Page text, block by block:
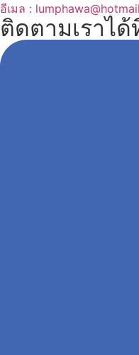
อีเมล :
ติดตามเราได้